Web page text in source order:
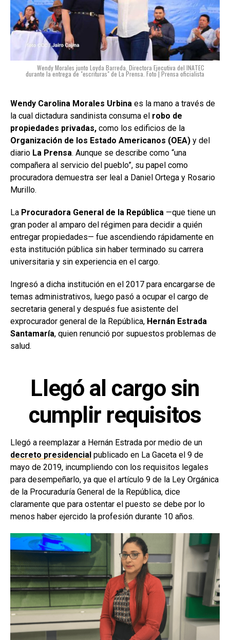
Wendy Morales junto Loyda Barreda, Directora Ejecutiva del INATEC
durante la entrega de "escrituras" de La Prensa. Foto | Prensa oficialista
Wendy Carolina Morales Urbina es la mano a través de
la cual dictadura sandinista consuma el robo de
propiedades privadas, como los edificios de la
Organización de los Estado Americanos (OEA) y del
diario La Prensa. Aunque se describe como “una
compañera al servicio del pueblo”, su papel como
procuradora demuestra ser leal a Daniel Ortega y Rosario
Murillo.
La Procuradora General de la República —que tiene un
gran poder al amparo del régimen para decidir a quién
entregar propiedades— fue ascendiendo rápidamente en
esta institución pública sin haber terminado su carrera
universitaria y sin experiencia en el cargo.
Ingresó a dicha institución en el 2017 para encargarse de
temas administrativos, luego pasó a ocupar el cargo de
secretaria general y después fue asistente del
exprocurador general de la República, Hernán Estrada
Santamaría, quien renunció por supuestos problemas de
salud.
Llegó al cargo sin
cumplir requisitos
Llegó a reemplazar a Hernán Estrada por medio de un
decreto presidencial publicado en La Gaceta el 9 de
mayo de 2019, incumpliendo con los requisitos legales
para desempeñarlo, ya que el artículo 9 de la Ley Orgánica
de la Procuraduría General de la República, dice
claramente que para ostentar el puesto se debe por lo
menos haber ejercido la profesión durante 10 años.